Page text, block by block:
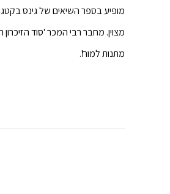
מופיע בספר השיאים של גינס
מצוין. מחבר רבי המכר 'סוד הזיכרון
מתנות למוח'.